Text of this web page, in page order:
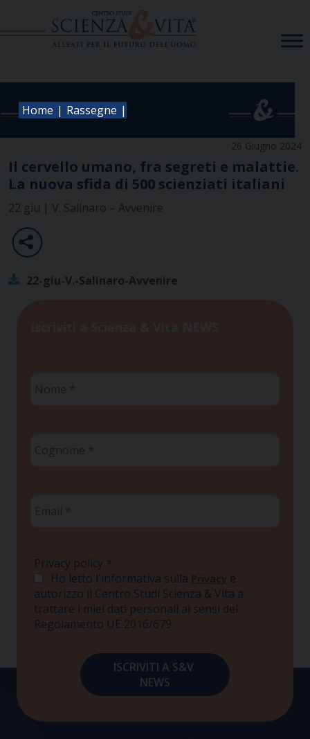
Home | Rassegne |
26 Giugno 2024
Il cervello umano, fra segreti e malattie.
La nuova sfida di 500 scienziati italiani
22 giu | V. Salinaro – Avvenire
22-giu-V.-Salinaro-Avvenire
Privacy policy *
Ho letto l'informativa sulla Privacy e
autorizzo il Centro Studi Scienza & Vita a
trattare i miei dati personali ai sensi del
Regolamento UE 2016/679